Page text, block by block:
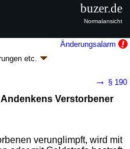
Änderungsalarm
etc.
Nr. 95
→ § 190
Verstorbener
verunglimpft, wird mit
buzer.de
Normalansicht